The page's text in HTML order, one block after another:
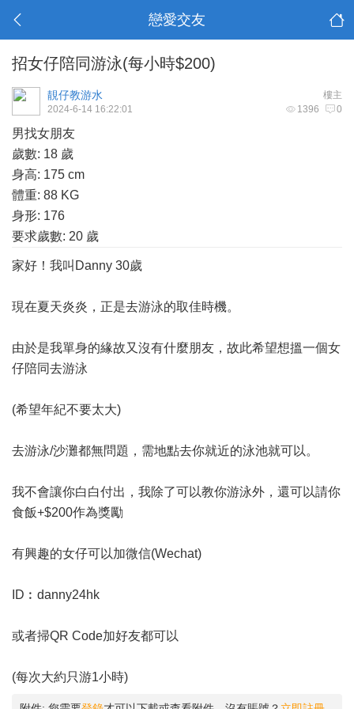
戀愛交友
招女仔陪同游泳(每小時$200)
樓主
靚仔教游水
1396 0
2024-6-14 16:22:01
男找女朋友
歲數: 18 歲
身高: 175 cm
體重: 88 KG
身形: 176
要求歲數: 20 歲
家好！我叫Danny 30歲
現在夏天炎炎，正是去游泳的取佳時機。
由於是我單身的緣故又沒有什麼朋友，故此希望想搵一個女
仔陪同去游泳
(希望年紀不要太大)
去游泳/沙灘都無問題，需地點去你就近的泳池就可以。
我不會讓你白白付出，我除了可以教你游泳外，還可以請你
食飯+$200作為獎勵
有興趣的女仔可以加微信(Wechat)
ID︰danny24hk
或者掃QR Code加好友都可以
(每次大約只游1小時)